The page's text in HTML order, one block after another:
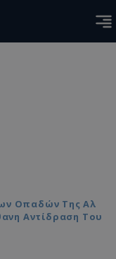
Οπαδών Της Αλ
Αντίδραση Του